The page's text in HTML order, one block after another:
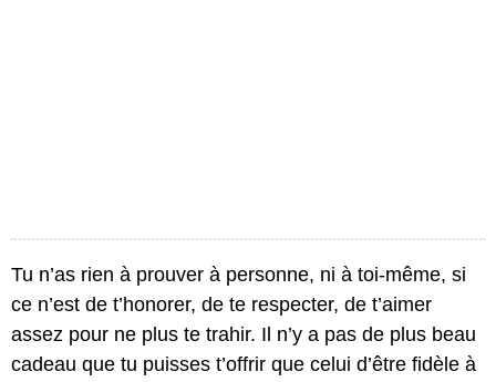
Tu n’as rien à prouver à personne, ni à toi-même, si
ce n’est de t’honorer, de te respecter, de t’aimer
assez pour ne plus te trahir. Il n’y a pas de plus beau
cadeau que tu puisses t’offrir que celui d’être fidèle à